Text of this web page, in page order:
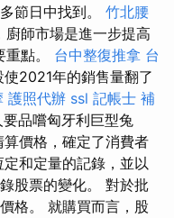
節日中找到。 竹北腰
師市場是進一步提高
點。 台中整復推拿 台
2021年的銷售量翻了
護照代辦 ssl 記帳士 補
品嚐匈牙利巨型兔
價格，確定了消費者
和定量的記錄，並以
股票的變化。 對於批
格。 就購買而言，股